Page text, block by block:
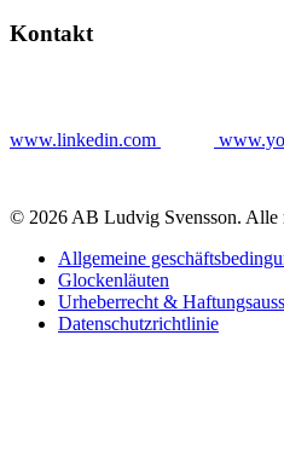
Kontakt
www.linkedin.com
© 2026 AB Ludvig Svensson. Alle
Allgemeine
Glockenläuten
Urheberrecht &
Datenschutzrichtlinie